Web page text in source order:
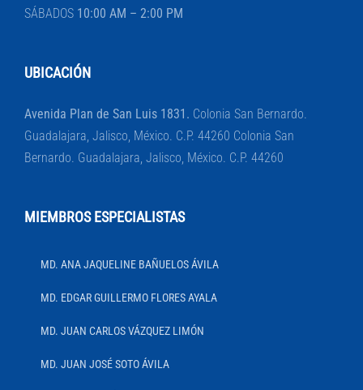
SÁBADOS 10:00 AM – 2:00 PM
UBICACIÓN
Avenida Plan de San Luis 1831. Colonia San Bernardo.
Guadalajara, Jalisco, México. C.P. 44260 Colonia San
Bernardo. Guadalajara, Jalisco, México. C.P. 44260
MIEMBROS ESPECIALISTAS
MD. ANA JAQUELINE BAÑUELOS ÁVILA
MD. EDGAR GUILLERMO FLORES AYALA
MD. JUAN CARLOS VÁZQUEZ LIMÓN
MD. JUAN JOSÉ SOTO ÁVILA